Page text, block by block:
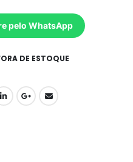
pelo WhatsApp
DE ESTOQUE